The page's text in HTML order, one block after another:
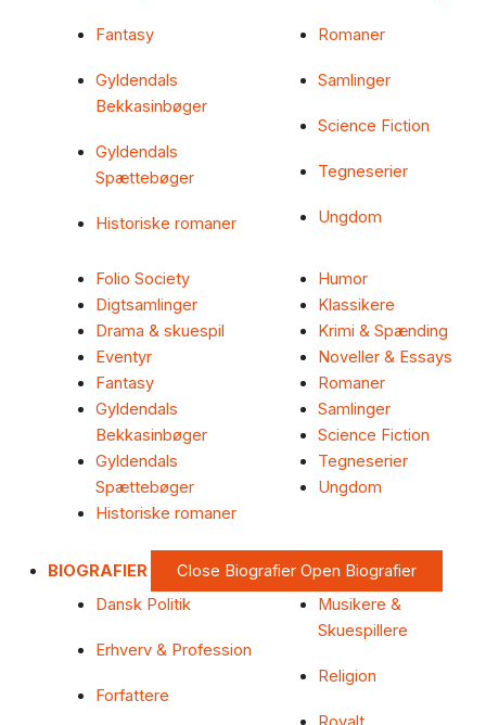
Fantasy
Gyldendals
Bekkasinbøger
Gyldendals
Spættebøger
Historiske romaner
Romaner
Samlinger
Science Fiction
Tegneserier
Ungdom
Folio Society
Digtsamlinger
Drama & skuespil
Eventyr
Fantasy
Gyldendals
Bekkasinbøger
Gyldendals
Spættebøger
Historiske romaner
Humor
Klassikere
Krimi & Spænding
Noveller & Essays
Romaner
Samlinger
Science Fiction
Tegneserier
Ungdom
BIOGRAFIER Close Biografier Open Biografier
Dansk Politik
Erhverv & Profession
Forfattere
Musikere &
Skuespillere
Religion